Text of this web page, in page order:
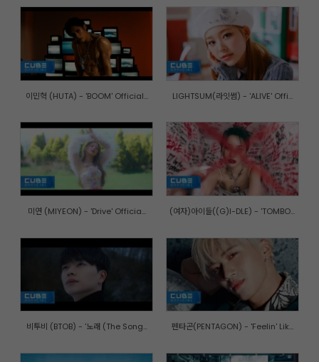
이민혁 (HUTA) - 'BOOM' Official... LIGHTSUM(라잇썸) - 'ALIVE' Offi...
미연 (MIYEON) - 'Drive' Officia... (여자)아이들((G)I-DLE) - 'TOMBO...
비투비 (BTOB) - '노래 (The Song... 펜타곤(PENTAGON) - 'Feelin' Lik...